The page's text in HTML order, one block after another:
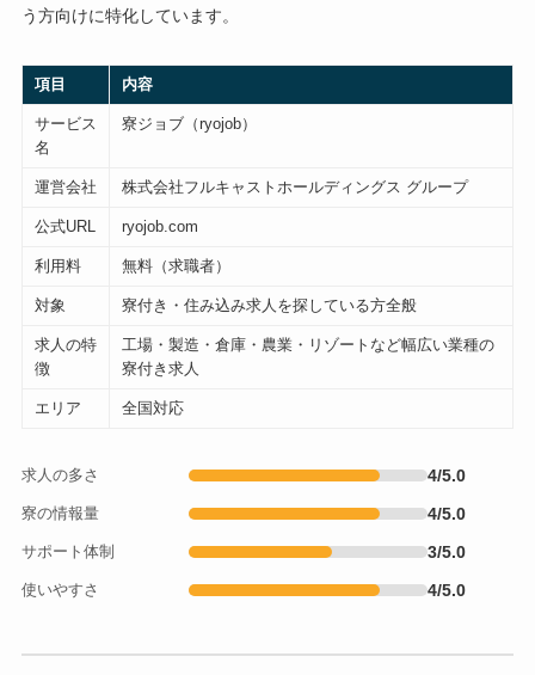
う方向けに特化しています。
項目 内容
サービス
名
寮ジョブ（ryojob）
運営会社 株式会社フルキャストホールディングス グループ
公式URL ryojob.com
利用料 無料（求職者）
対象 寮付き・住み込み求人を探している方全般
求人の特
徴
工場・製造・倉庫・農業・リゾートなど幅広い業種の
寮付き求人
エリア 全国対応
求人の多さ 4/5.0
寮の情報量 4/5.0
サポート体制 3/5.0
使いやすさ 4/5.0